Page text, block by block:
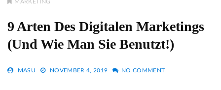
MARKETING
9 Arten Des Digitalen Marketings
(und Wie Man Sie Benutzt!)
MASU NOVEMBER 4, 2019 NO COMMENT